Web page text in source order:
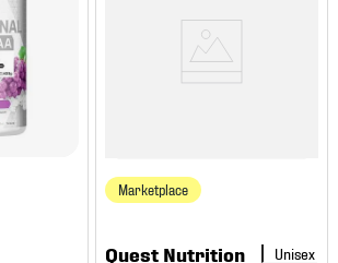
Marketplace
Quest Nutrition